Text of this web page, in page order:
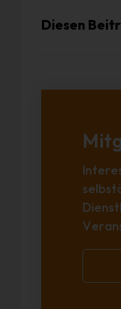
Diesen